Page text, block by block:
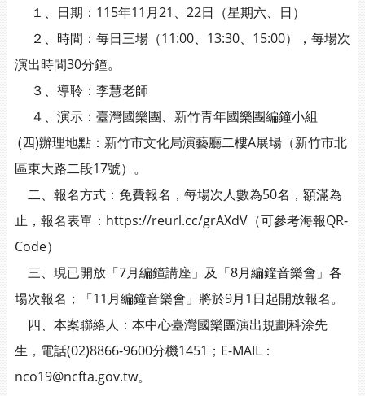
１、日期：115年11月21、22日（星期六、日）
２、時間：每日三場（11:00、13:30、15:00），每場次
演出時間30分鐘。
３、導聆：李慧老師
４、演示：臺灣國樂團、新竹青年國樂團編鐘小組
(四)辦理地點：新竹市文化局演藝廳二樓A展場（新竹市北
區東大路二段17號）。
二、報名方式：免費報名，每場次人數為50名，額滿為
止，報名表單：https://reurl.cc/grAXdV（可參考海報QR-
Code）
三、現已開放「7月編鐘講座」及「8月編鐘音樂會」各
場次報名；「11月編鐘音樂會」將於9月1日起開放報名。
四、本案聯絡人：本中心臺灣國樂團演出規劃科涂先
生，電話(02)8866-9600分機1451；E-MAIL：
nco19@ncfta.gov.tw。